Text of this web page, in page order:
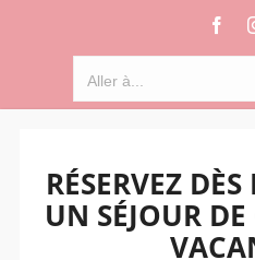
Aller à...
RÉSERVEZ
UN SÉJOUR